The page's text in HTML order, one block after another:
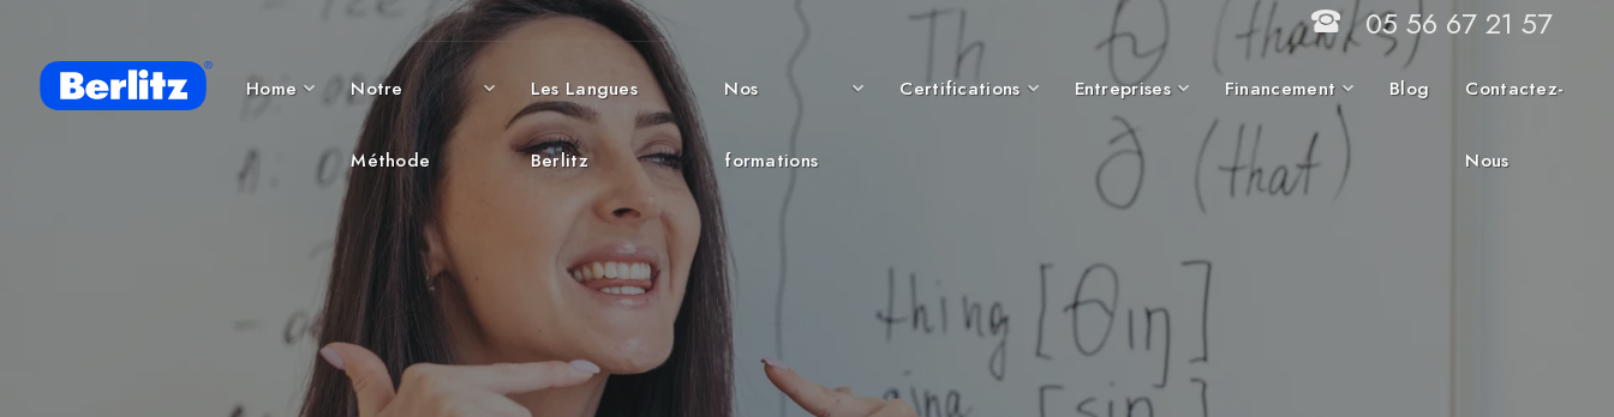
05 56 67 21 57
Home Notre
Méthode
Les Langues
Berlitz
Nos
formations
Certifications Entreprises Financement Blog Contactez-
Nous